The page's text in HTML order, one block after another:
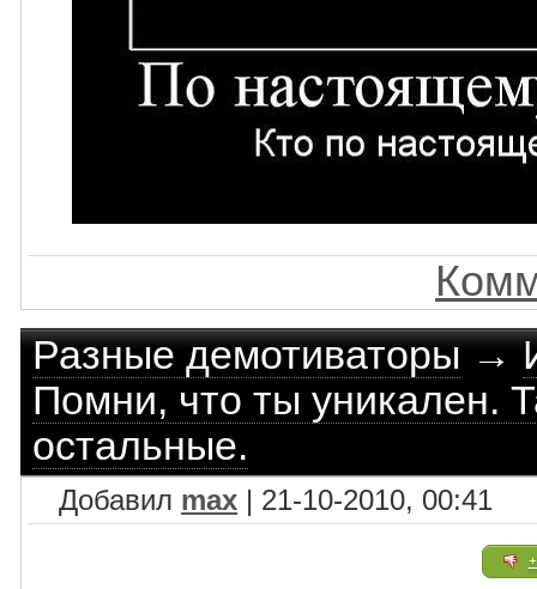
Разные демотиваторы→
Помни, что ты уникален.
остальные.
Добавил max | 21-10-2010, 00:41